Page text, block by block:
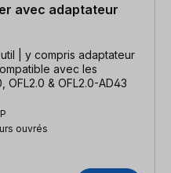
avec adaptateur
| y compris adaptateur
OFL2.0 & OFL2.0-AD43
ouvrés